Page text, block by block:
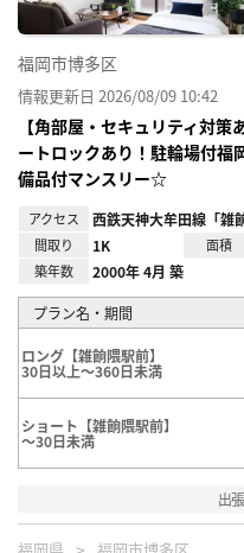
福岡市博多区
情報更新日 2026/08/09 10:42
【角部屋・セキュリティ対
ートロックあり！駐輪場付福
備品付マンスリー☆
アクセス 西鉄天神大牟田線「雑
間取り 1K 面積
築年数 2000年 4月 築
プラン名・期間
ロング【雑餉隈駅前】
30日以上～360日未満
ショート【雑餉隈駅前】
～30日未満
出
福岡県 福岡市博多区